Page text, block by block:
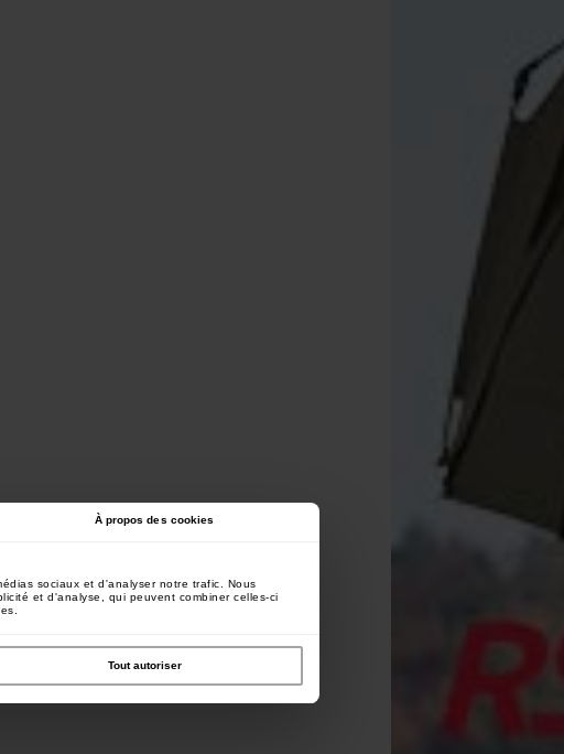
À propos des cookies
sociaux et d'analyser notre trafic. Nous
et d'analyse, qui peuvent combiner celles-ci
Tout autoriser